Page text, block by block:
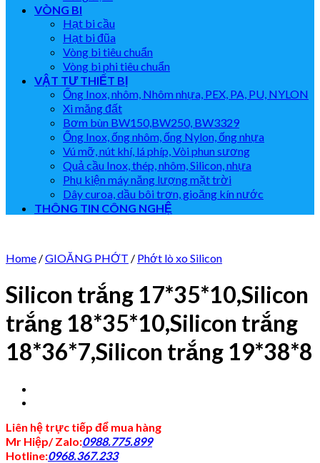
VÒNG BI
Hạt bi cầu
Hạt bi đũa
Vòng bi tiêu chuẩn
Vòng bi phi tiêu chuẩn
VẬT TƯ THIẾT BỊ
Ống Inox, nhôm, Nhôm nhựa, PEX, PA, PU, NYLON
Xi măng đất
Bơm bùn BW150,BW250, BW3329
Ống Inox, ống nhôm, ống Nylon, ống nhựa
Vú mỡ, nút khí, lá phíp, Vòi phun sương
Quả cầu Inox, thép, nhôm, Silicon, nhựa
Phụ kiện máy năng lượng mặt trời
Dây curoa, dầu bôi trơn, gioăng kín nước
THÔNG TIN CÔNG NGHỆ
Home /GIOĂNG PHỚT / Phớt lò xo Silicon
Silicon trắng 17*35*10,Silicon
trắng 18*35*10,Silicon trắng
18*36*7,Silicon trắng 19*38*8
Liên hệ trực tiếp để mua hàng
Mr Hiệp/ Zalo:0988.775.899
Hotline:0968.367.233